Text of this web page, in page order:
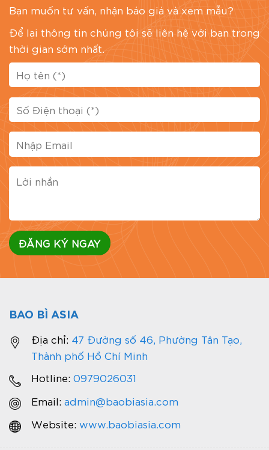
Bạn muốn tư vấn, nhận báo giá và xem mẫu?
Để lại thông tin chúng tôi sẽ liên hệ với bạn trong
thời gian sớm nhất.
BAO BÌ ASIA
Địa chỉ: 47 Đường số 46, Phường Tân Tạo,
Thành phố Hồ Chí Minh
Hotline: 0979026031
Email: admin@baobiasia.com
Website: www.baobiasia.com